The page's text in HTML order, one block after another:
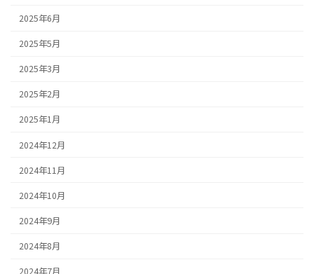
2025年6月
2025年5月
2025年3月
2025年2月
2025年1月
2024年12月
2024年11月
2024年10月
2024年9月
2024年8月
2024年7月